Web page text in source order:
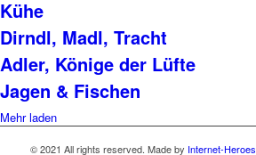
Kühe
Dirndl, Madl, Tracht
Adler, Könige der Lüfte
Jagen & Fischen
Mehr laden
© 2021 All rights reserved. Made by Internet-Heroes